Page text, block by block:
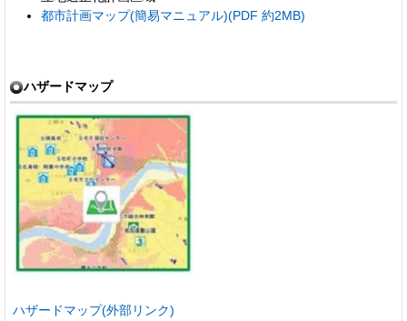
都市計画マップ(簡易マニュアル)(PDF 約2MB)
ハザードマップ
ハザードマップ(外部リンク)